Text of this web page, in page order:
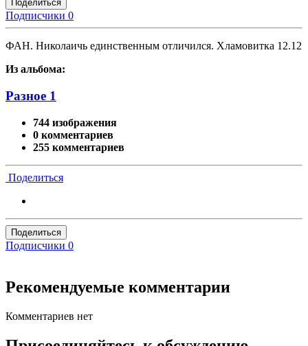
Поделиться
Подписчики 0
ФАН. Николаичь единственным отличился. Хламовитка 12.12
Из альбома:
Разное 1
744 изображения
0 комментариев
255 комментариев
Поделиться
Поделиться
Подписчики 0
Рекомендуемые комментарии
Комментариев нет